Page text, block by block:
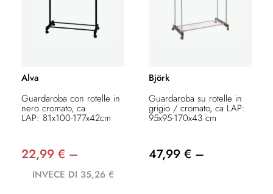
Alva
Guardaroba con rotelle in
nero cromato, ca
LAP: 81x100-177x42cm
22,99 € –
INVECE DI 35,26 €
Björk
Guardaroba su rotelle in
grigio / cromato, ca LAP:
95x95-170x43 cm
47,99 € –